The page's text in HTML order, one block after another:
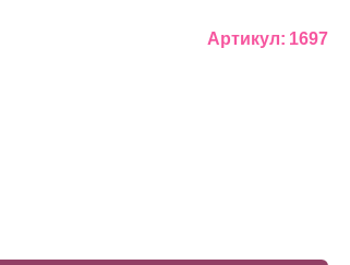
Артикул: 1697